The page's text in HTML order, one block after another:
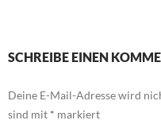
SCHREIBE EINEN
Deine E-Mail-Adresse wird
sind mit * markiert